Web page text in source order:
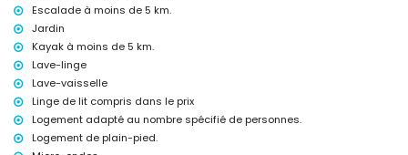
Équipements et services inclus dans le prix de la location de la
villa
internet (WiFi)
fer et planche à repasser
linge de lit et serviettes
service de réception et service d'urgence 24 heures sur 24
chauffage central et climatisation
Équipements et services en supplément
Escalade à moins de 5 km.
Jardin
Kayak à moins de 5 km.
Lave-linge
Lave-vaisselle
Linge de lit compris dans le prix
Logement adapté au nombre spécifié de personnes.
Logement de plain-pied.